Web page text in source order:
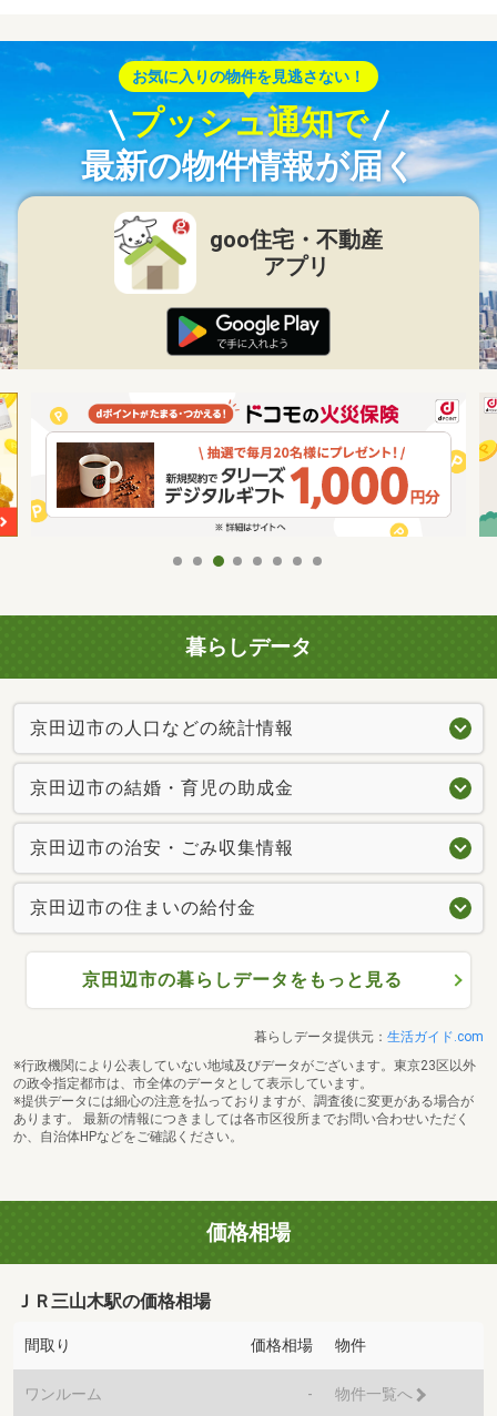
お気に入りの物件を見逃さない！
プッシュ通知で
最新の物件情報が届く
goo住宅・不動産
アプリ
暮らしデータ
京田辺市の人口などの統計情報
京田辺市の結婚・育児の助成金
京田辺市の治安・ごみ収集情報
京田辺市の住まいの給付金
京田辺市の暮らしデータをもっと見る
暮らしデータ提供元： 生活ガイド.com
※行政機関により公表していない地域及びデータがございます。東京23区以外
の政令指定都市は、市全体のデータとして表示しています。
※提供データには細心の注意を払っておりますが、調査後に変更がある場合が
あります。 最新の情報につきましては各市区役所までお問い合わせいただく
か、自治体HPなどをご確認ください。
価格相場
ＪＲ三山木駅の価格相場
間取り 価格相場 物件
ワンルーム - 物件一覧へ